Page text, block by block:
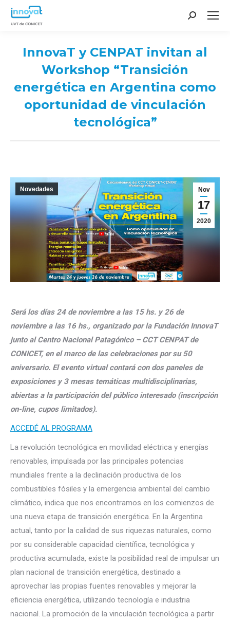
Search:
InnovaT y CENPAT invitan al
Workshop “Transición
energética en Argentina como
oportunidad de vinculación
tecnológica”
Nov
17
2020
Novedades
Será los días 24 de noviembre a las 15 hs. y 26 de
noviembre a las 16 hs., organizado por la Fundación InnovaT
junto al Centro Nacional Patagónico – CCT CENPAT de
CONICET, en el marco de las celebraciones por su 50
aniversario. El evento virtual contará con dos paneles de
exposiciones y 3 mesas temáticas multidisciplinarias,
abiertas a la participación del público interesado (inscripción
on-line, cupos limitados).
ACCEDÉ AL PROGRAMA
La revolución tecnológica en movilidad eléctrica y energías
renovables, impulsada por las principales potencias
mundiales frente a la declinación productiva de los
combustibles fósiles y la emergencia ambiental del cambio
climático, indica que nos encontramos en los comienzos de
una nueva etapa de transición energética. En la Argentina
actual, tanto por la calidad de sus riquezas naturales, como
por su considerable capacidad científica, tecnológica y
productiva acumulada, existe la posibilidad real de impulsar un
plan nacional de transición energética, destinado a
aprovechar las propias fuentes renovables y mejorar la
eficiencia energética, utilizando tecnología e industria
nacional. La promoción de la vinculación tecnológica a partir